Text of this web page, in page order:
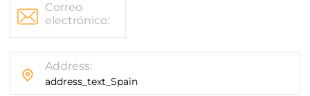
Restauradores
Correo
electrónico:
Address:
address_text_Spain